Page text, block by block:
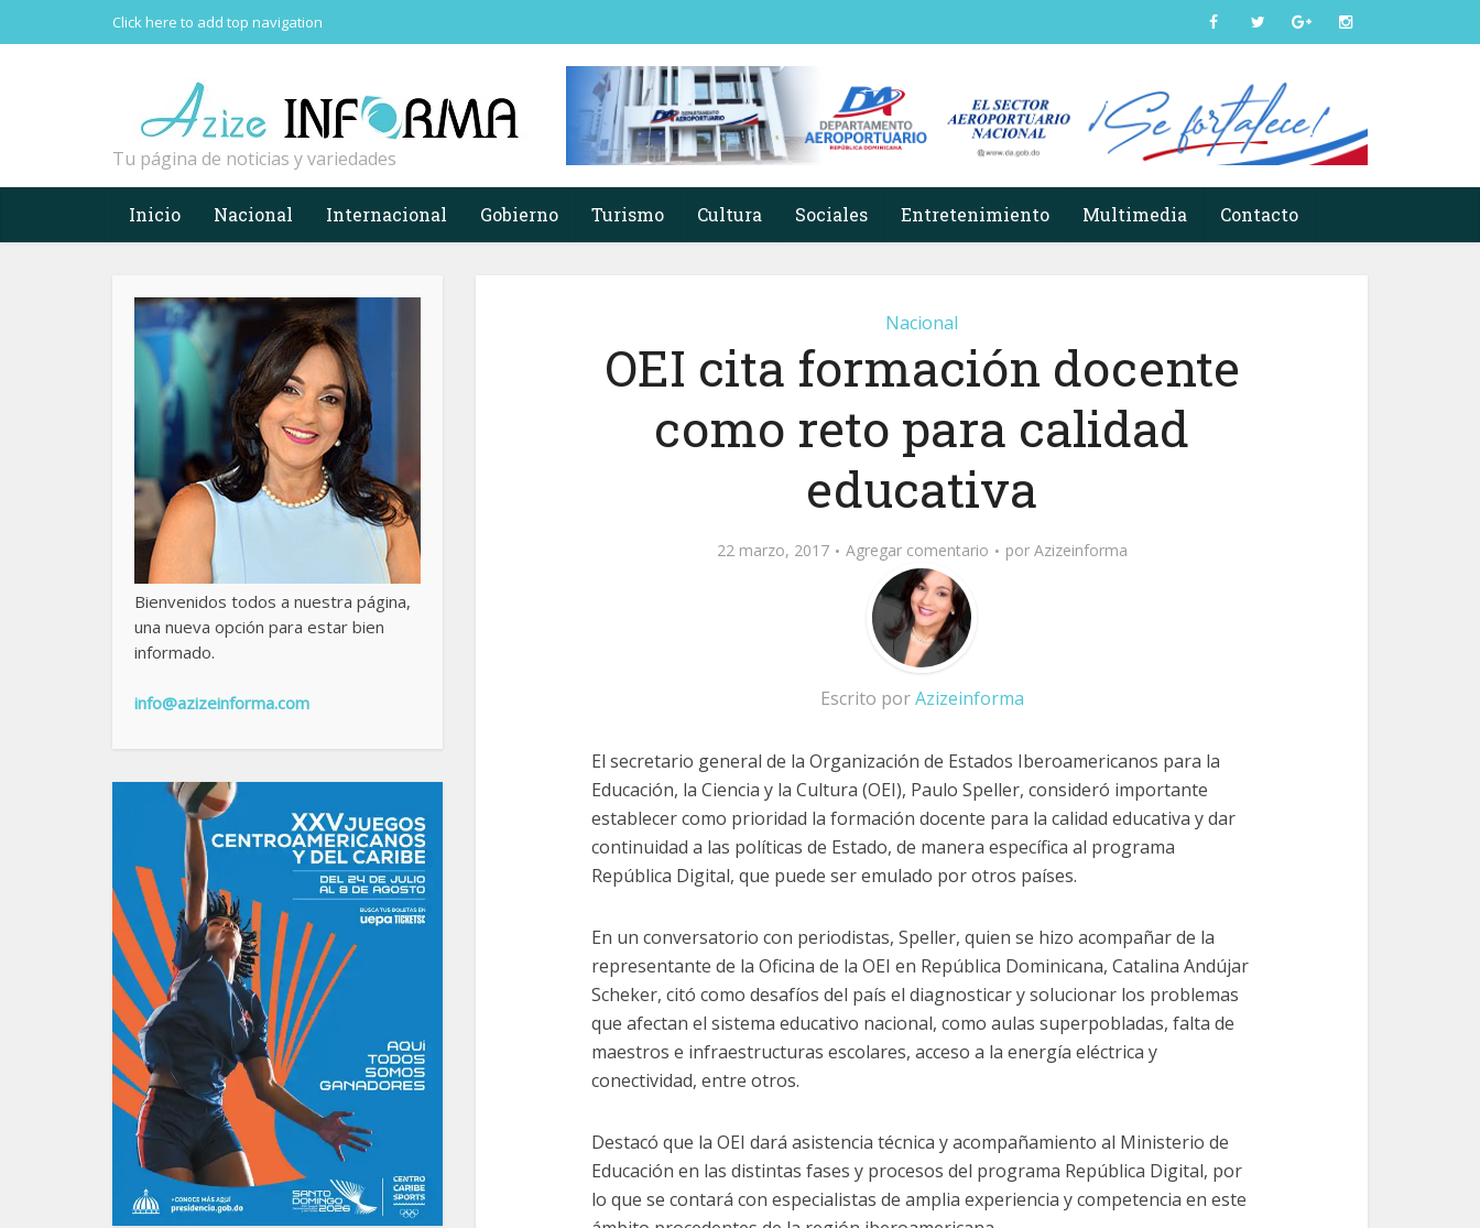
Click here to add top navigation
Tu página de noticias y variedades
Inicio Nacional Internacional Gobierno Turismo Cultura Sociales Entretenimiento Multimedia Contacto
Bienvenidos todos a nuestra página,
una nueva opción para estar bien
informado.
info@azizeinforma.com
Nacional
OEI cita formación docente
como reto para calidad
educativa
22 marzo, 2017 Agregar comentario por Azizeinforma
Escrito porAzizeinforma
El secretario general de la Organización de Estados Iberoamericanos para la
Educación, la Ciencia y la Cultura (OEI), Paulo Speller, consideró importante
establecer como prioridad la formación docente para la calidad educativa y dar
continuidad a las políticas de Estado, de manera específica al programa
República Digital, que puede ser emulado por otros países.
En un conversatorio con periodistas, Speller, quien se hizo acompañar de la
representante de la Oficina de la OEI en República Dominicana, Catalina Andújar
Scheker, citó como desafíos del país el diagnosticar y solucionar los problemas
que afectan el sistema educativo nacional, como aulas superpobladas, falta de
maestros e infraestructuras escolares, acceso a la energía eléctrica y
conectividad, entre otros.
Destacó que la OEI dará asistencia técnica y acompañamiento al Ministerio de
Educación en las distintas fases y procesos del programa República Digital, por
lo que se contará con especialistas de amplia experiencia y competencia en este